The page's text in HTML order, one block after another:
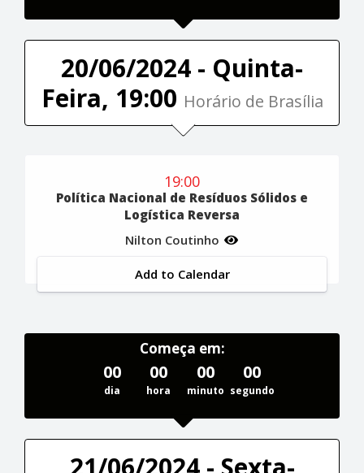
20/06/2024 - Quinta-
Feira, 19:00 Horário de Brasília
19:00
Política Nacional de Resíduos Sólidos e
Logística Reversa
Nilton Coutinho
Add to Calendar
Começa em:
00
dia
00
hora
00
minuto
00
segundo